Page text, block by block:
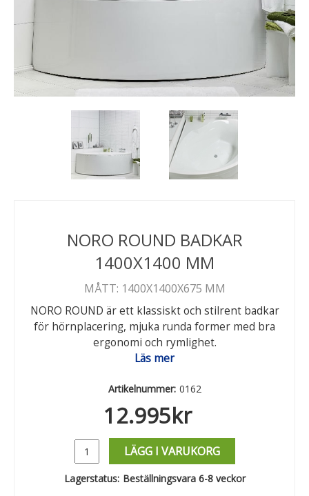
NORO ROUND BADKAR
1400X1400 MM
MÅTT: 1400X1400X675 MM
NORO ROUND är ett klassiskt och stilrent badkar
för hörnplacering, mjuka runda former med bra
ergonomi och rymlighet.
Läs mer
Artikelnummer: 0162
12.995kr
LÄGG I VARUKORG
Lagerstatus: Beställningsvara 6-8 veckor